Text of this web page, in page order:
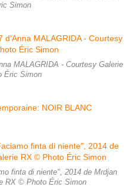
Simon
MALAGRIDA - Courtesy Galerie
Éric Simon
finta di niente", 2014 de Mrdjan
RX © Photo Éric Simon